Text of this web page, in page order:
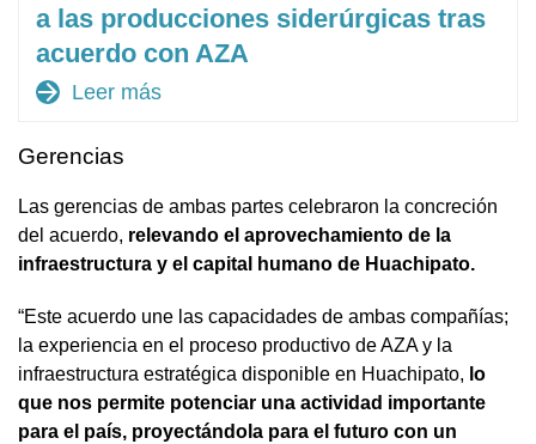
a las producciones siderúrgicas tras
acuerdo con AZA
arrow_forward Leer más
Gerencias
Las gerencias de ambas partes celebraron la concreción
del acuerdo, relevando el aprovechamiento de la
infraestructura y el capital humano de Huachipato.
“Este acuerdo une las capacidades de ambas compañías;
la experiencia en el proceso productivo de AZA y la
infraestructura estratégica disponible en Huachipato, lo
que nos permite potenciar una actividad importante
para el país, proyectándola para el futuro con un